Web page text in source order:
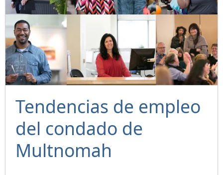
Tendencias de empleo
del condado de
Multnomah